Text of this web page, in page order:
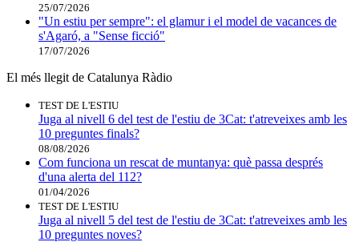
25/07/2026
"Un estiu per sempre": el glamur i el model de vacances de
s'Agaró, a "Sense ficció"
17/07/2026
El més llegit de Catalunya Ràdio
TEST DE L'ESTIU
Juga al nivell 6 del test de l'estiu de 3Cat: t'atreveixes amb les
10 preguntes finals?
08/08/2026
Com funciona un rescat de muntanya: què passa després
d'una alerta del 112?
01/04/2026
TEST DE L'ESTIU
Juga al nivell 5 del test de l'estiu de 3Cat: t'atreveixes amb les
10 preguntes noves?